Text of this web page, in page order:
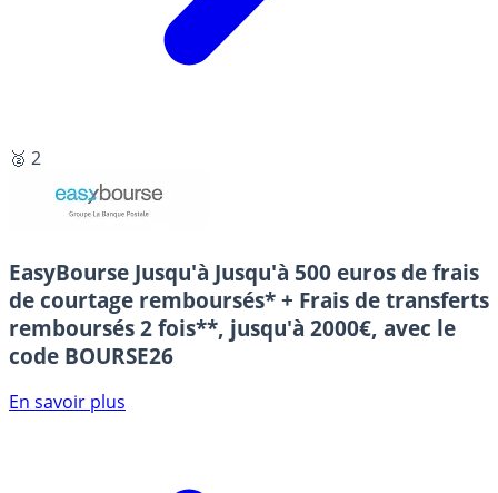
🥈 2
EasyBourse Jusqu'à Jusqu'à 500 euros de frais
de courtage remboursés* + Frais de transferts
remboursés 2 fois**, jusqu'à 2000€, avec le
code BOURSE26
En savoir plus